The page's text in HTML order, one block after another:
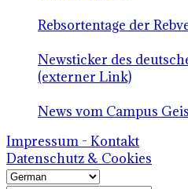
Rebsortentage der
Newsticker des
(externer Link)
News vom Campus
Impressum - Kontakt
Datenschutz & Cookies